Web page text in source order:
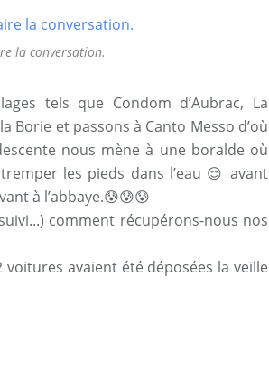
la conversation.
tels que Condom d’Aubrac, La
Borie et passons à Canto Messo d’où
nous mène à une boralde où
les pieds dans l’eau 😌 avant
à l’abbaye.😰😰😰
comment récupérons-nous nos
avaient été déposées la veille